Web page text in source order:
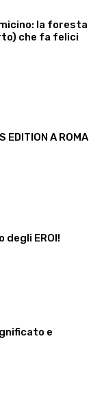
la foresta
che fa felici
EDITION A ROMA
degli EROI!
e